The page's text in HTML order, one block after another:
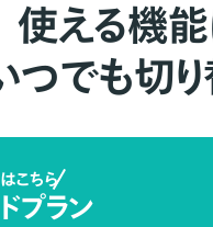
使える機能
つでも切り
こちら
プラン